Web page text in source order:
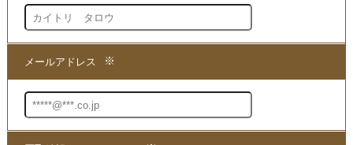
まずは商品の価値を判断できる
現在の商品の価値をお確かめください。
●買取方法は簡単3ステップ！
1.問い合わせて